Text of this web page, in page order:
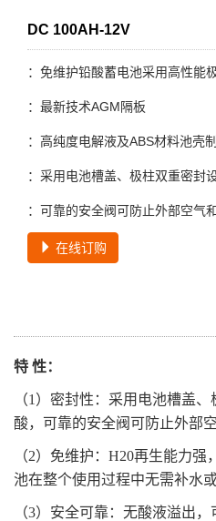
DC 100AH-12V
：免维护铅酸蓄电池采用高性能
：最新技术AGM隔板
：高纯度电解液及ABS材料池壳
：采用电池槽盖、极柱双重密封
：可靠的安全阀可防止外部空气
在线订购
特 性：
（1）密封性：采用电池槽盖
酸，可靠的安全阀可防止外部
（2）免维护：H20再生能力
池在整个使用过程中无需补水
（3）安全可靠：无酸液溢出